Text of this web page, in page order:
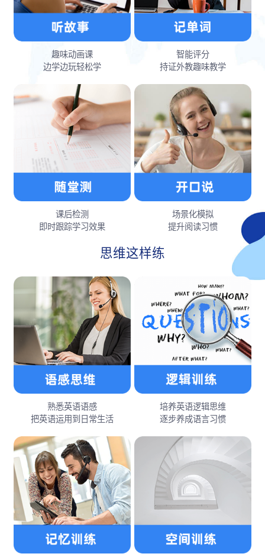
趣味动画课
边学边玩轻松学
智能评分
持证外教趣味教学
课后检测
即时跟踪学习效果
场景化模拟
提升阅读习惯
思维这样练
熟悉英语语感
把英语运用到日常生活
培养英语逻辑思维
逐步养成语言习惯